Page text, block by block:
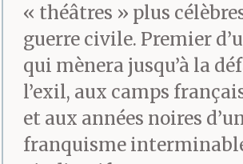
« théâtres » plus
guerre civile. Premier
qui mènera jusqu’à la
l’exil, aux camps
et aux années noires
franquisme